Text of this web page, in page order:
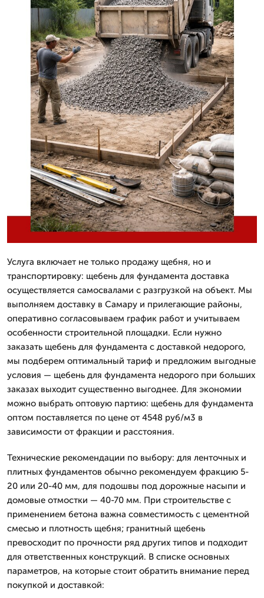
Услуга включает не только продажу щебня, но и
транспортировку: щебень для фундамента доставка
осуществляется самосвалами с разгрузкой на объект. Мы
выполняем доставку в Самару и прилегающие районы,
оперативно согласовываем график работ и учитываем
особенности строительной площадки. Если нужно
заказать щебень для фундамента с доставкой недорого,
мы подберем оптимальный тариф и предложим выгодные
условия — щебень для фундамента недорого при больших
заказах выходит существенно выгоднее. Для экономии
можно выбрать оптовую партию: щебень для фундамента
оптом поставляется по цене от 4548 руб/м3 в
зависимости от фракции и расстояния.
Технические рекомендации по выбору: для ленточных и
плитных фундаментов обычно рекомендуем фракцию 5-
20 или 20-40 мм, для подошвы под дорожные насыпи и
домовые отмостки — 40-70 мм. При строительстве с
применением бетона важна совместимость с цементной
смесью и плотность щебня; гранитный щебень
превосходит по прочности ряд других типов и подходит
для ответственных конструкций. В списке основных
параметров, на которые стоит обратить внимание перед
покупкой и доставкой: